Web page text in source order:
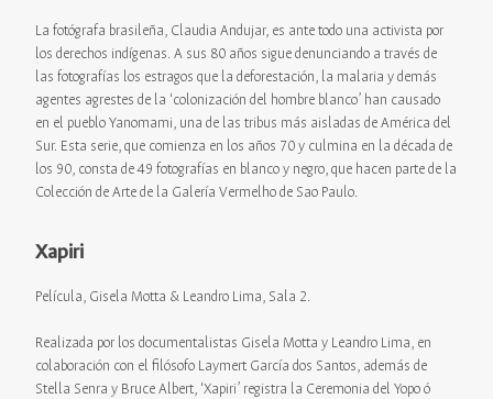
La fotógrafa brasileña, Claudia Andujar, es ante todo una activista por
los derechos indígenas. A sus 80 años sigue denunciando a través de
las fotografías los estragos que la deforestación, la malaria y demás
agentes agrestes de la ‘colonización del hombre blanco’ han causado
en el pueblo Yanomami, una de las tribus más aisladas de América del
Sur. Esta serie, que comienza en los años 70 y culmina en la década de
los 90, consta de 49 fotografías en blanco y negro, que hacen parte de la
Colección de Arte de la Galería Vermelho de Sao Paulo.
Xapiri
Película, Gisela Motta & Leandro Lima, Sala 2.
Realizada por los documentalistas Gisela Motta y Leandro Lima, en
colaboración con el filósofo Laymert García dos Santos, además de
Stella Senra y Bruce Albert, ‘Xapiri’ registra la Ceremonia del Yopo ó